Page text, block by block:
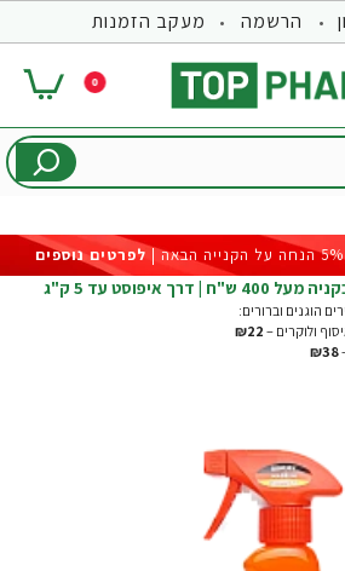
הרשמה מעקב הזמנות
0
לפרטים נוספים
דרך איפוסט עד 5 ק"ג
הוגנים וברורים:
ולוקרים – ₪22
₪38